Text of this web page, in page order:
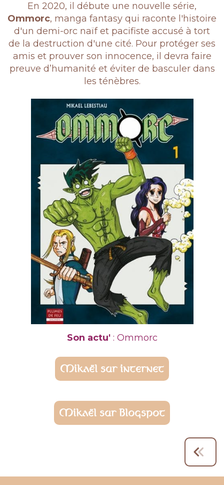
En 2020, il débute une nouvelle série,
Ommorc, manga fantasy qui raconte l'histoire
d'un demi-orc naïf et pacifiste accusé à tort
de la destruction d'une cité. Pour protéger ses
amis et prouver son innocence, il devra faire
preuve d’humanité et éviter de basculer dans
les ténèbres.
Son actu': Ommorc
Mikaël sur internet
Mikaël sur Blogspot